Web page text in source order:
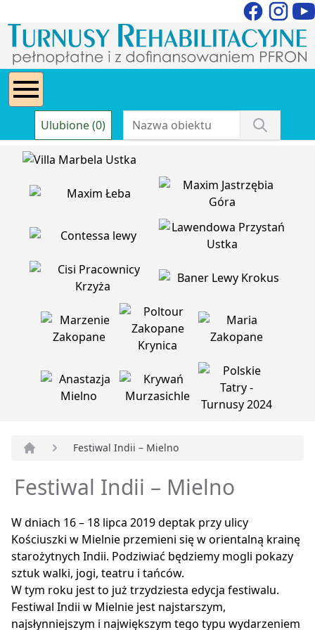
Ulubione (0)
Festiwal Indii – Mielno
Festiwal Indii – Mielno
W dniach 16 – 18 lipca 2019 deptak przy ulicy
Kościuszki w Mielnie przemieni się w orientalną krainę
starożytnych Indii. Podziwiać będziemy mogli pokazy
sztuk walki, jogi, teatru i tańców.
W tym roku jest to już trzydziesta edycja festiwalu.
Festiwal Indii w Mielnie jest najstarszym,
najsłynniejszym i największym tego typu wydarzeniem